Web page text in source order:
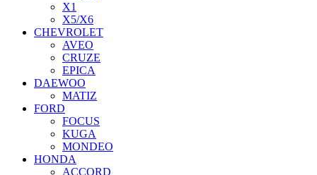
X1
X5/X6
CHEVROLET
AVEO
CRUZE
EPICA
DAEWOO
MATIZ
FORD
FOCUS
KUGA
MONDEO
HONDA
ACCORD